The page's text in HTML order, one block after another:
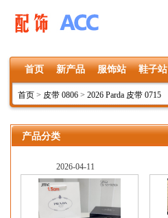
首页 新产品 服饰站 鞋子站
首页 > 皮带 0806 > 2026 Parda 皮带 0715
产品分类
2026-04-11